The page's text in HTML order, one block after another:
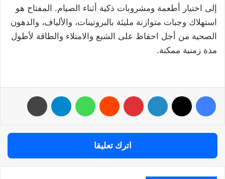
إلى اختيار أطعمة ومشروبات ذكية أثناء الصيام. المفتاح هو
استهلاك وجبات متوازنة مليئة بالبروتينات، والألياف، والدهون
الصحية من أجل احفاظ على الشبع والامتلاء والطاقة لأطول
مدة زمنية ممكنة.
فيسبوك لينكدإن بينتيريست واتساب تيلقرام
اترك تعليقا